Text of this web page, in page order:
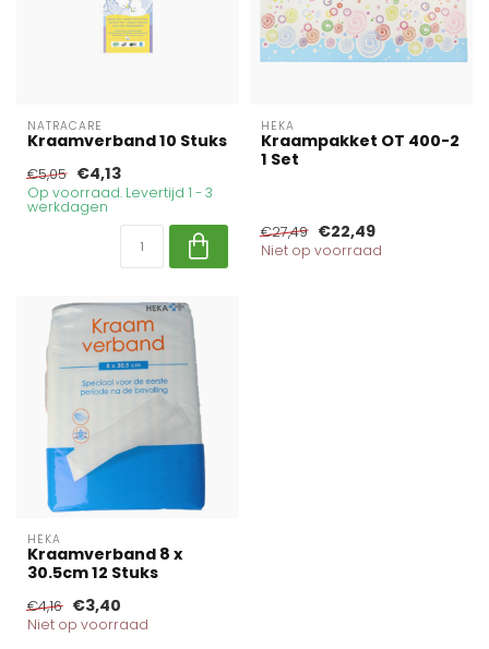
NATRACARE
Kraamverband 10 Stuks
€5,05 €4,13
Op voorraad. Levertijd 1 - 3
werkdagen
HEKA
Kraampakket OT 400-2
1 Set
€27,49 €22,49
Niet op voorraad
HEKA
Kraamverband 8 x
30.5cm 12 Stuks
€4,16 €3,40
Niet op voorraad